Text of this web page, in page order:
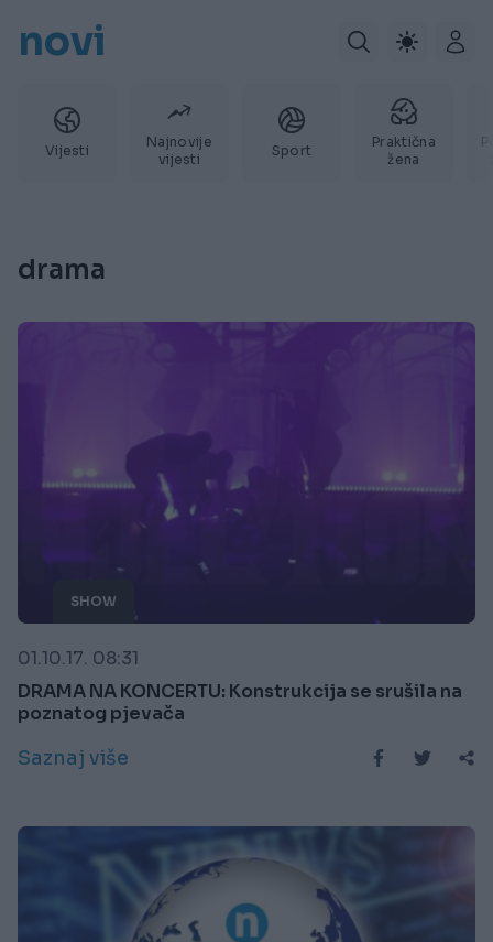
novi
Vijesti
Najnovije
vijesti
Sport
Praktična
žena
drama
SHOW
01.10.17. 08:31
DRAMA NA KONCERTU: Konstrukcija se srušila na
poznatog pjevača
Saznaj više